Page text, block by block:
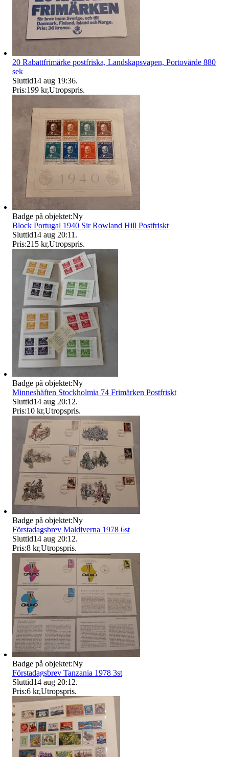
20 Rabattfrimärke postfriska, Landskapsvapen, Portovärde 880
sek
Sluttid14 aug 19:36.
Pris:199 kr,Utropspris.
Badge på objektet:Ny
Block Portugal 1940 Sir Rowland Hill Postfriskt
Sluttid14 aug 20:11 .
Pris:215 kr,Utropspris.
Badge på objektet:Ny
Minneshäften Stockholmia 74 Frimärken Postfriskt
Sluttid14 aug 20:12.
Pris:10 kr,Utropspris.
Badge på objektet:Ny
Förstadagsbrev Maldiverna 1978 6st
Sluttid14 aug 20:12.
Pris:8 kr,Utropspris.
Badge på objektet:Ny
Förstadagsbrev Tanzania 1978 3st
Sluttid14 aug 20:12.
Pris:6 kr,Utropspris.